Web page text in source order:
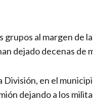
al margen de
dejado decenas de
en el
dejando a los